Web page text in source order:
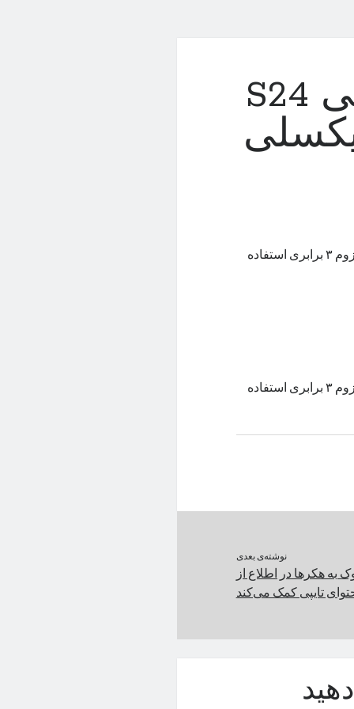
دوربین تله‌فوتو گلکسی S24
۵۰ مگاپیکسلی
سامسونگ در گلکسی اس ۲۴ اولترا از دوربین تله‌فوتو ۵۰ مگاپیکسلی با زوم ۳ برابری استفاده
سامسونگ در گلکسی اس ۲۴ اولترا از دوربین تله‌فوتو ۵۰ مگاپیکسلی با زوم ۳ برابری استفاده
نوشته‌ی بعدی
به هکرها در اطلاع از
تایپی کمک می‌کند